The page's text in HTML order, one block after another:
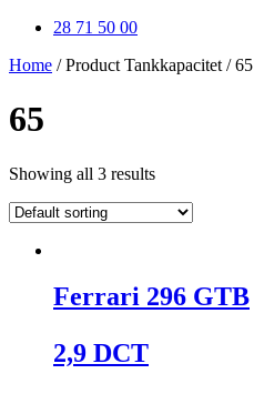
28 71 50 00
Home / Product Tankkapacitet / 65
65
Showing all 3 results
Ferrari 296 GTB
2,9 DCT